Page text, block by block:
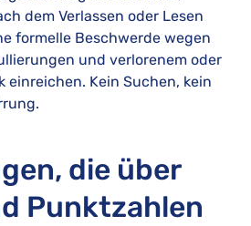
dem Verlassen oder Lesen
formelle Beschwerde wegen
und verlorenem oder
einreichen. Kein Suchen, kein
die über
Punktzahlen